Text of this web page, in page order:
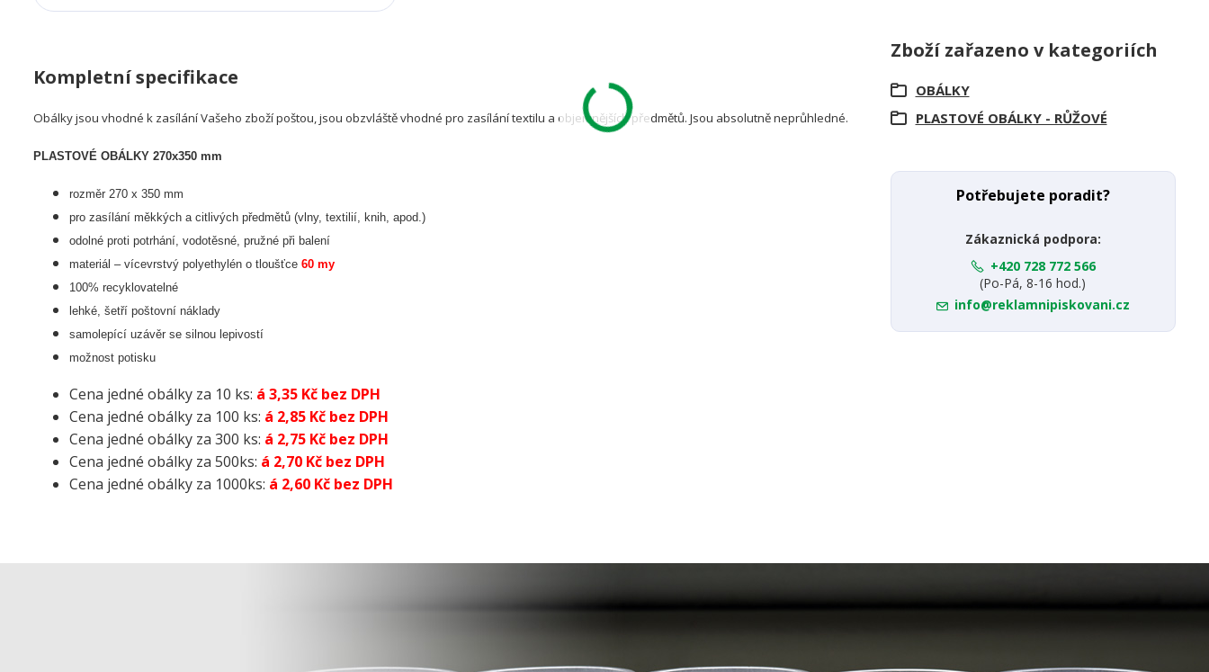
Kompletní specifikace
Obálky jsou vhodné k zasílání Vašeho zboží poštou, jsou obzvláště vhodné pro zasílání textilu a objemnějších předmětů. Jsou absolutně neprůhledné.
PLASTOVÉ OBÁLKY 270x350 mm
rozměr 270 x 350 mm
pro zasílání měkkých a citlivých předmětů (vlny, textilií, knih, apod.)
odolné proti potrhání, vodotěsné, pružné při balení
materiál – vícevrstvý polyethylén o tloušťce 60 my
100% recyklovatelné
lehké, šetří poštovní náklady
samolepící uzávěr se silnou lepivostí
možnost potisku
Cena jedné obálky za 10 ks: á 3,35 Kč bez DPH
Cena jedné obálky za 100 ks: á 2,85 Kč bez DPH
Cena jedné obálky za 300 ks: á 2,75 Kč bez DPH
Cena jedné obálky za 500ks: á 2,70 Kč bez DPH
Cena jedné obálky za 1000ks: á 2,60 Kč bez DPH
Zboží zařazeno v kategoriích
OBÁLKY
PLASTOVÉ OBÁLKY - RŮŽOVÉ
Potřebujete poradit?
Zákaznická podpora:
+420 728 772 566
(Po-Pá, 8-16 hod.)
info@reklamnipiskovani.cz